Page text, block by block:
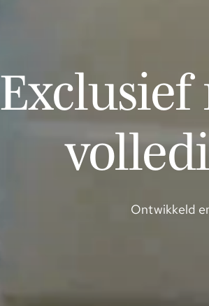
Exclusief
Ontwikkeld